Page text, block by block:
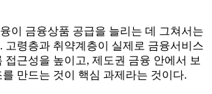
이 금융상품 공급을 늘리는 데 그쳐서는
고령층과 취약계층이 실제로 금융서비스
접근성을 높이고, 제도권 금융 안에서 보
만드는 것이 핵심 과제라는 것이다.